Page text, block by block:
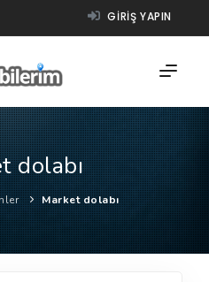
GIRIŞ YAPIN
dolabı
Market dolabı